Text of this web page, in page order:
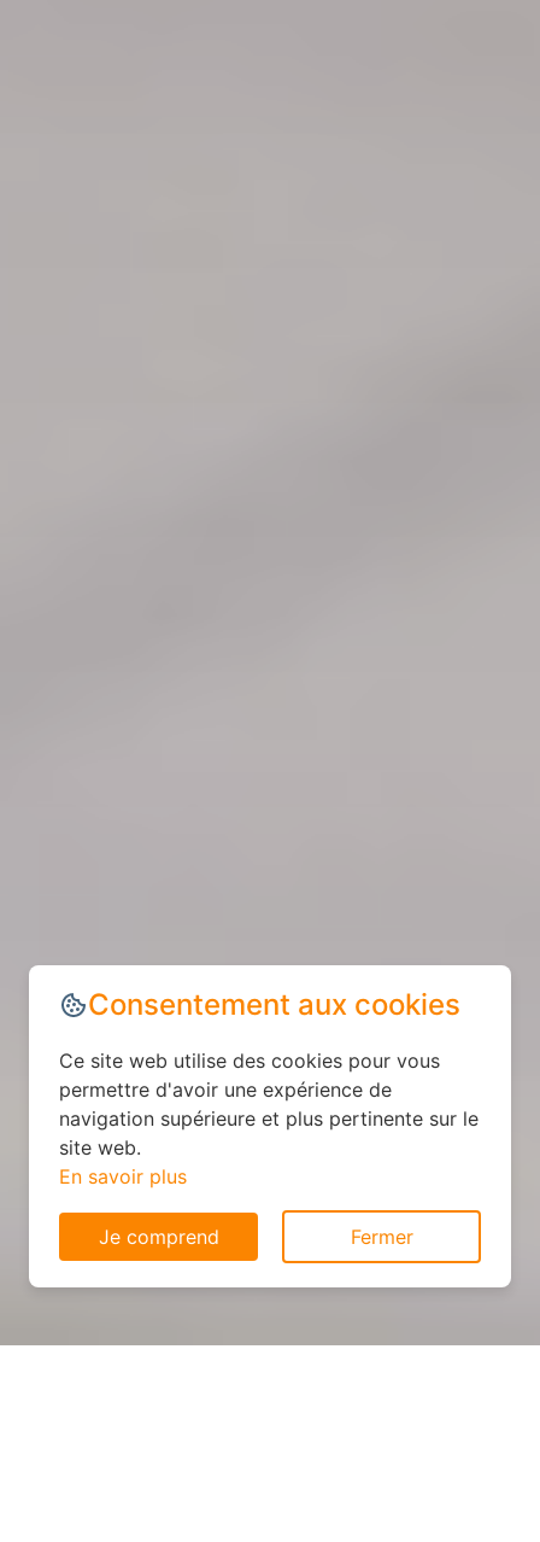
Consentement aux cookies
Ce site web utilise des cookies pour vous
permettre d'avoir une expérience de
navigation supérieure et plus pertinente sur le
site web.
En savoir plus
Je comprend Fermer